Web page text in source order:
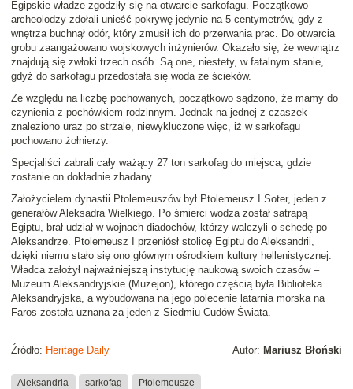
Egipskie władze zgodziły się na otwarcie sarkofagu. Początkowo
archeolodzy zdołali unieść pokrywę jedynie na 5 centymetrów, gdy z
wnętrza buchnął odór, który zmusił ich do przerwania prac. Do otwarcia
grobu zaangażowano wojskowych inżynierów. Okazało się, że wewnątrz
znajdują się zwłoki trzech osób. Są one, niestety, w fatalnym stanie,
gdyż do sarkofagu przedostała się woda ze ścieków.
Ze względu na liczbę pochowanych, początkowo sądzono, że mamy do
czynienia z pochówkiem rodzinnym. Jednak na jednej z czaszek
znaleziono uraz po strzale, niewykluczone więc, iż w sarkofagu
pochowano żołnierzy.
Specjaliści zabrali cały ważący 27 ton sarkofag do miejsca, gdzie
zostanie on dokładnie zbadany.
Założycielem dynastii Ptolemeuszów był Ptolemeusz I Soter, jeden z
generałów Aleksadra Wielkiego. Po śmierci wodza został satrapą
Egiptu, brał udział w wojnach diadochów, którzy walczyli o schedę po
Aleksandrze. Ptolemeusz I przeniósł stolicę Egiptu do Aleksandrii,
dzięki niemu stało się ono głównym ośrodkiem kultury hellenistycznej.
Władca założył najważniejszą instytucję naukową swoich czasów –
Muzeum Aleksandryjskie (Muzejon), którego częścią była Biblioteka
Aleksandryjska, a wybudowana na jego polecenie latarnia morska na
Faros została uznana za jeden z Siedmiu Cudów Świata.
Autor: Mariusz Błoński
Źródło: Heritage Daily
Aleksandria sarkofag Ptolemeusze